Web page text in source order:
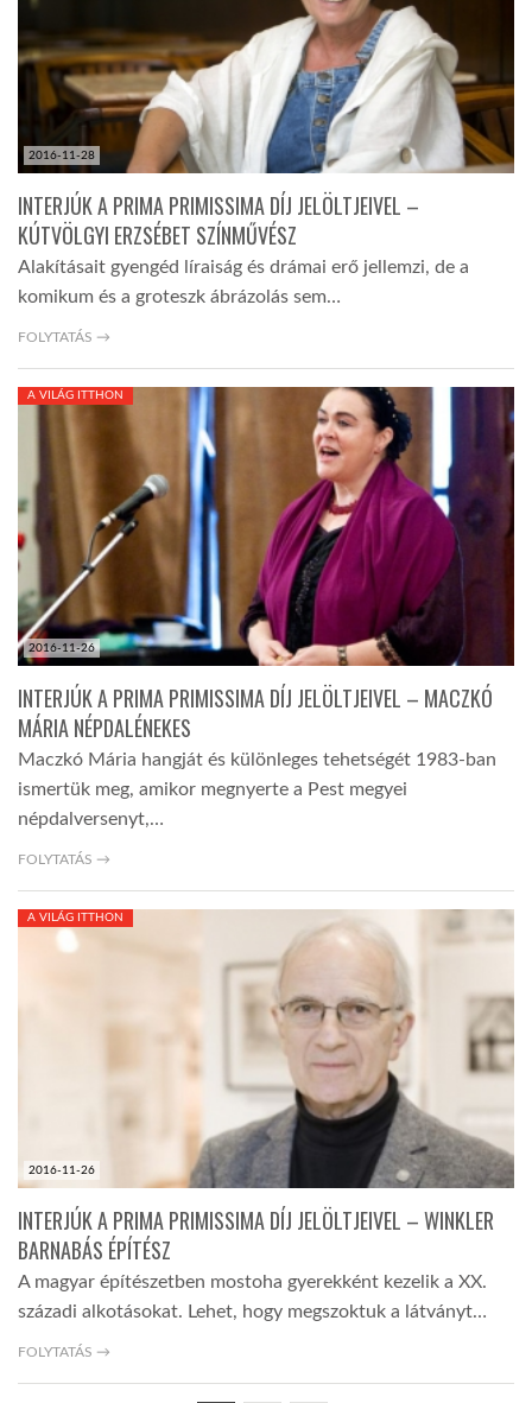
2016-11-28
INTERJÚK A PRIMA PRIMISSIMA DÍJ JELÖLTJEIVEL –
KÚTVÖLGYI ERZSÉBET SZÍNMŰVÉSZ
Alakításait gyengéd líraiság és drámai erő jellemzi, de a
komikum és a groteszk ábrázolás sem…
FOLYTATÁS →
2016-11-26
A VILÁG ITTHON
INTERJÚK A PRIMA PRIMISSIMA DÍJ JELÖLTJEIVEL – MACZKÓ
MÁRIA NÉPDALÉNEKES
Maczkó Mária hangját és különleges tehetségét 1983-ban
ismertük meg, amikor megnyerte a Pest megyei
népdalversenyt,…
FOLYTATÁS →
2016-11-26
A VILÁG ITTHON
INTERJÚK A PRIMA PRIMISSIMA DÍJ JELÖLTJEIVEL – WINKLER
BARNABÁS ÉPÍTÉSZ
A magyar építészetben mostoha gyerekként kezelik a XX.
századi alkotásokat. Lehet, hogy megszoktuk a látványt…
FOLYTATÁS →